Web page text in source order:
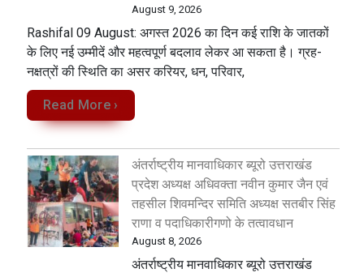
August 9, 2026
Rashifal 09 August: अगस्त 2026 का दिन कई राशि के जातकों
के लिए नई उम्मीदें और महत्वपूर्ण बदलाव लेकर आ सकता है। ग्रह-
नक्षत्रों की स्थिति का असर करियर, धन, परिवार,
Read More ›
अंतर्राष्ट्रीय मानवाधिकार ब्यूरो उत्तराखंड
प्रदेश अध्यक्ष अधिवक्ता नवीन कुमार जैन एवं
तहसील शिवमन्दिर समिति अध्यक्ष सतबीर सिंह
राणा व पदाधिकारीगणो के तत्वावधान
August 8, 2026
अंतर्राष्ट्रीय मानवाधिकार ब्यूरो उत्तराखंड